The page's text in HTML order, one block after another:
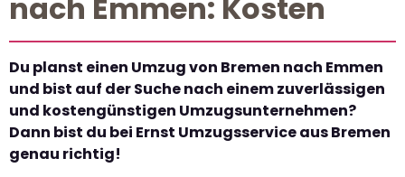
nach Emmen: Kosten
Du planst einen Umzug von Bremen nach Emmen
und bist auf der Suche nach einem zuverlässigen
und kostengünstigen Umzugsunternehmen?
Dann bist du bei Ernst Umzugsservice aus Bremen
genau richtig!